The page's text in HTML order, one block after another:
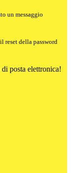
un messaggio
reset della password
posta elettronica!